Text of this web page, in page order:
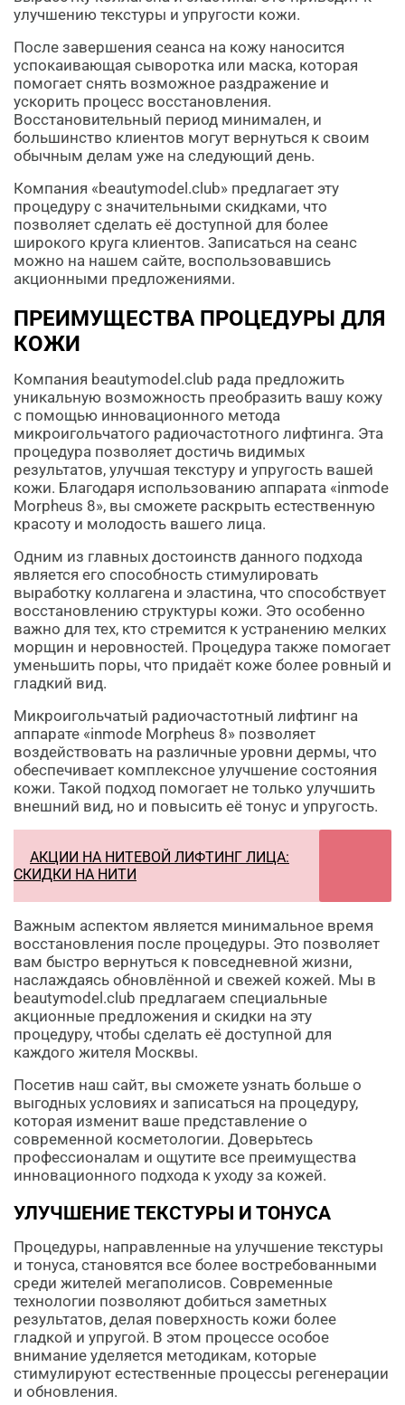
улучшению текстуры и упругости кожи.
После завершения сеанса на кожу наносится
успокаивающая сыворотка или маска, которая
помогает снять возможное раздражение и
ускорить процесс восстановления.
Восстановительный период минимален, и
большинство клиентов могут вернуться к своим
обычным делам уже на следующий день.
Компания «beautymodel.club» предлагает эту
процедуру с значительными скидками, что
позволяет сделать её доступной для более
широкого круга клиентов. Записаться на сеанс
можно на нашем сайте, воспользовавшись
акционными предложениями.
ПРЕИМУЩЕСТВА ПРОЦЕДУРЫ ДЛЯ
КОЖИ
Компания beautymodel.club рада предложить
уникальную возможность преобразить вашу кожу
с помощью инновационного метода
микроигольчатого радиочастотного лифтинга. Эта
процедура позволяет достичь видимых
результатов, улучшая текстуру и упругость вашей
кожи. Благодаря использованию аппарата «inmode
Morpheus 8», вы сможете раскрыть естественную
красоту и молодость вашего лица.
Одним из главных достоинств данного подхода
является его способность стимулировать
выработку коллагена и эластина, что способствует
восстановлению структуры кожи. Это особенно
важно для тех, кто стремится к устранению мелких
морщин и неровностей. Процедура также помогает
уменьшить поры, что придаёт коже более ровный и
гладкий вид.
Микроигольчатый радиочастотный лифтинг на
аппарате «inmode Morpheus 8» позволяет
воздействовать на различные уровни дермы, что
обеспечивает комплексное улучшение состояния
кожи. Такой подход помогает не только улучшить
внешний вид, но и повысить её тонус и упругость.
АКЦИИ НА НИТЕВОЙ ЛИФТИНГ ЛИЦА:
СКИДКИ НА НИТИ
Важным аспектом является минимальное время
восстановления после процедуры. Это позволяет
вам быстро вернуться к повседневной жизни,
наслаждаясь обновлённой и свежей кожей. Мы в
beautymodel.club предлагаем специальные
акционные предложения и скидки на эту
процедуру, чтобы сделать её доступной для
каждого жителя Москвы.
Посетив наш сайт, вы сможете узнать больше о
выгодных условиях и записаться на процедуру,
которая изменит ваше представление о
современной косметологии. Доверьтесь
профессионалам и ощутите все преимущества
инновационного подхода к уходу за кожей.
УЛУЧШЕНИЕ ТЕКСТУРЫ И ТОНУСА
Процедуры, направленные на улучшение текстуры
и тонуса, становятся все более востребованными
среди жителей мегаполисов. Современные
технологии позволяют добиться заметных
результатов, делая поверхность кожи более
гладкой и упругой. В этом процессе особое
внимание уделяется методикам, которые
стимулируют естественные процессы регенерации
и обновления.